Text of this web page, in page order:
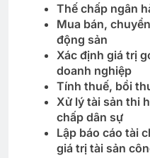
Thế chấp ngân
Mua bán,
động sản
Xác định giá trị
doanh nghiệp
Tính thuế, bồi
Xử lý tài sản thi
chấp dân sự
Lập báo cáo tài
giá trị tài sản